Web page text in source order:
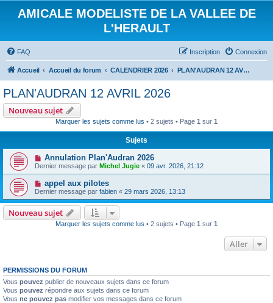
AMICALE MODELISTE DE LA VALLEE DE
L'HERAULT
FAQ Connexion
Inscription
Accueil Accueil du forum CALENDRIER 2026 PLAN'AUDRAN 12 AVRIL 2026
PLAN'AUDRAN 12 AVRIL 2026
Nouveau sujet
Marquer les sujets comme lus • 2 sujets • Page 1 sur 1
Sujets
Annulation Plan'Audran 2026
Dernier message par Michel Jugie « 09 avr. 2026, 21:12
appel aux pilotes
Dernier message par fabien « 29 mars 2026, 13:13
Nouveau sujet
Marquer les sujets comme lus • 2 sujets • Page 1 sur 1
Aller
PERMISSIONS DU FORUM
Vous pouvez publier de nouveaux sujets dans ce forum
Vous pouvez répondre aux sujets dans ce forum
Vous ne pouvez pas modifier vos messages dans ce forum